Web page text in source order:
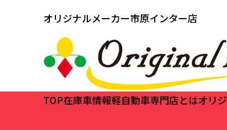
オリジナルメーカー市原インター店
TOP在庫車情報軽自動車専門店とはオリ